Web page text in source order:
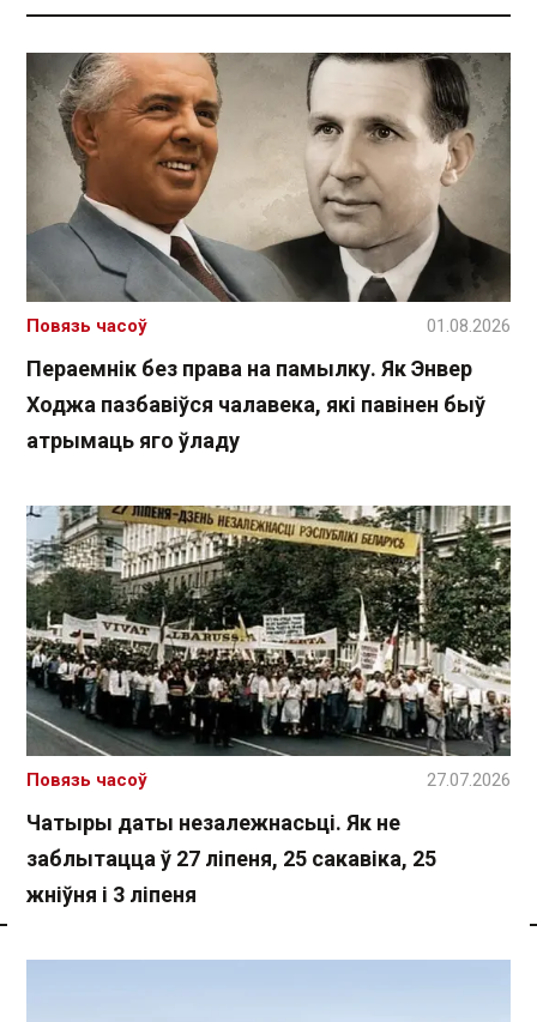
Пераемнік без права на памылку. Як Энвер
Ходжа пазбавіўся чалавека, які павінен быў
атрымаць яго ўладу
Повязь часоў 01.08.2026
Чатыры даты незалежнасьці. Як не
заблытацца ў 27 ліпеня, 25 сакавіка, 25
жніўня і 3 ліпеня
Повязь часоў 27.07.2026